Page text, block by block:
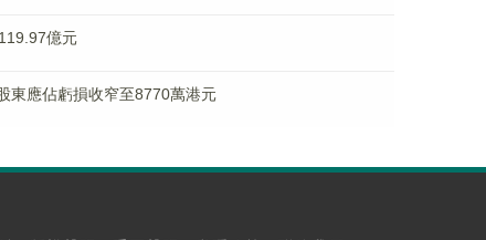
億元
東應佔虧損收窄至8770萬港元